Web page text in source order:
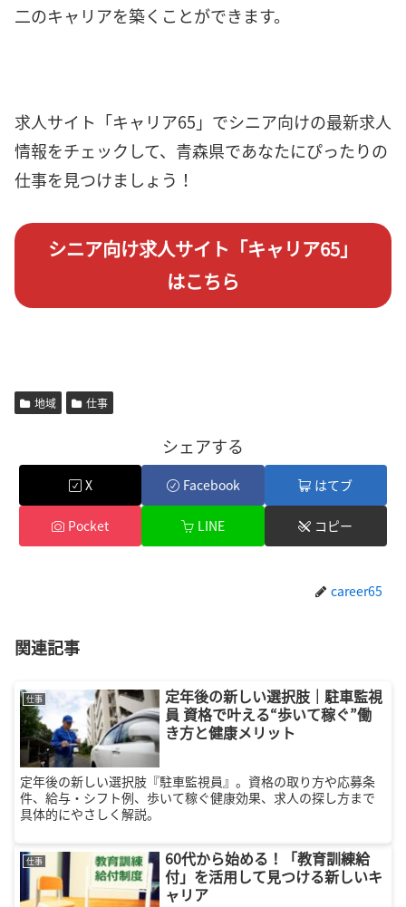
二のキャリアを築くことができます。
求人サイト「キャリア65」でシニア向けの最新求人
情報をチェックして、青森県であなたにぴったりの
仕事を見つけましょう！
シニア向け求人サイト「キャリア65」
はこちら
地域 仕事
シェアする
X Facebook はてブ
Pocket LINE コピー
career65
関連記事
仕事
定年後の新しい選択肢｜駐車監視
員 資格で叶える“歩いて稼ぐ”働
き方と健康メリット
定年後の新しい選択肢『駐車監視員』。資格の取り方や応募条
件、給与・シフト例、歩いて稼ぐ健康効果、求人の探し方まで
具体的にやさしく解説。
仕事
60代から始める！「教育訓練給
付」を活用して見つける新しいキ
ャリア